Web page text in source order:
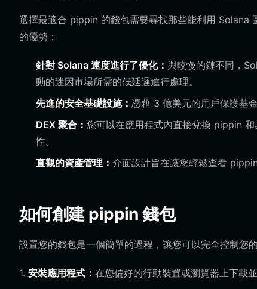
選擇最適合 pippin 的錢包需要尋找那些能利用 Solana
的優勢：
針對 Solana 速度進行了優化： 與較慢的鏈不同，
動的迷因市場所需的低延遲進行處理。
先進的安全基礎設施： 憑藉 3 億美元的用戶保護基
DEX 聚合： 您可以在應用程式內直接兌換 pippin
性。
直觀的資產管理： 介面設計旨在讓您輕鬆查看
如何創建 pippin 錢包
設置您的錢包是一個簡單的過程，讓您可以完全控制您
1. 安裝應用程式： 在您偏好的行動裝置或瀏覽器上下載